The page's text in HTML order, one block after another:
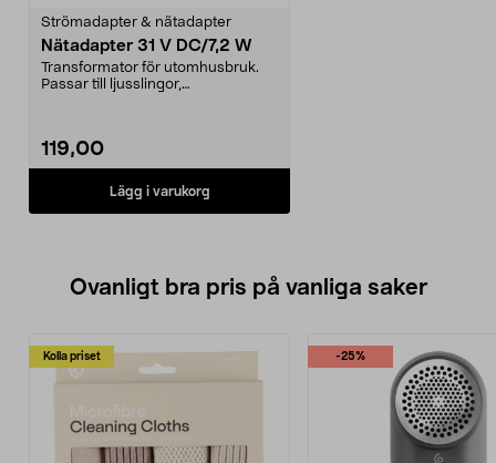
Strömadapter & nätadapter
Nätadapter 31 V DC/7,2 W
Transformator för utomhusbruk.
Passar till ljusslingor,
119,00
Lägg i varukorg
Ovanligt bra pris på vanliga saker
Kolla priset -25%